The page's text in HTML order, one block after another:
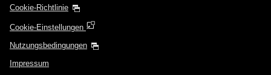
Cookie-Richtlinie
Cookie-Einstellungen
Nutzungsbedingungen
Impressum